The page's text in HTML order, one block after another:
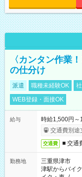
〈カンタン作業
の仕分け
派遣 職種未経験OK
WEB登録・面接OK
給与
時給1,500円～
交通費別途
交通費 ■ 交通
勤務地
三重県津市
津駅からバイ